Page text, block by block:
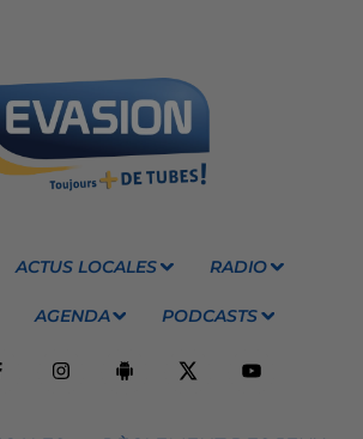
ACTUS LOCALES RADIO
AGENDA PODCASTS